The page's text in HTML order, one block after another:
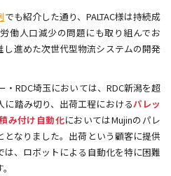
でも紹介した通り、PALTAC様は持続成
働人口減少の問題にも取り組んでお
し進めた次世代型物流システムの開発
RDC埼玉においては、RDC新潟を超
踏み切り、出荷工程におけるパレッ
み付け自動化においてはMujinのパレ
なりました。出荷という顧客に提供
、ロボットによる自動化を特に困難